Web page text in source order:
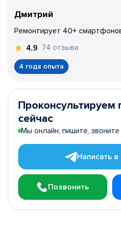
Дмитрий
Ремонтирует 40+
4,9 74 отзыва
4 года опыта
Проконсультируем
сейчас
Мы онлайн, пишите, звоните
Написать
Позвонить